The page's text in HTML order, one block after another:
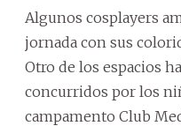
Algunos cosplayers
jornada con sus
Otro de los espacios
concurridos por los
campamento Club